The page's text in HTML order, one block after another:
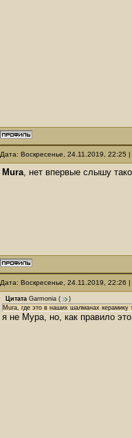
Дата: Воскресенье, 24.11.2019,
Mura, нет впервые слышу
Дата: Воскресенье, 24.11.2019,
Цитата Garmonia (
)
Mura, где это в наших шалманах
я не Мура, но, как правило